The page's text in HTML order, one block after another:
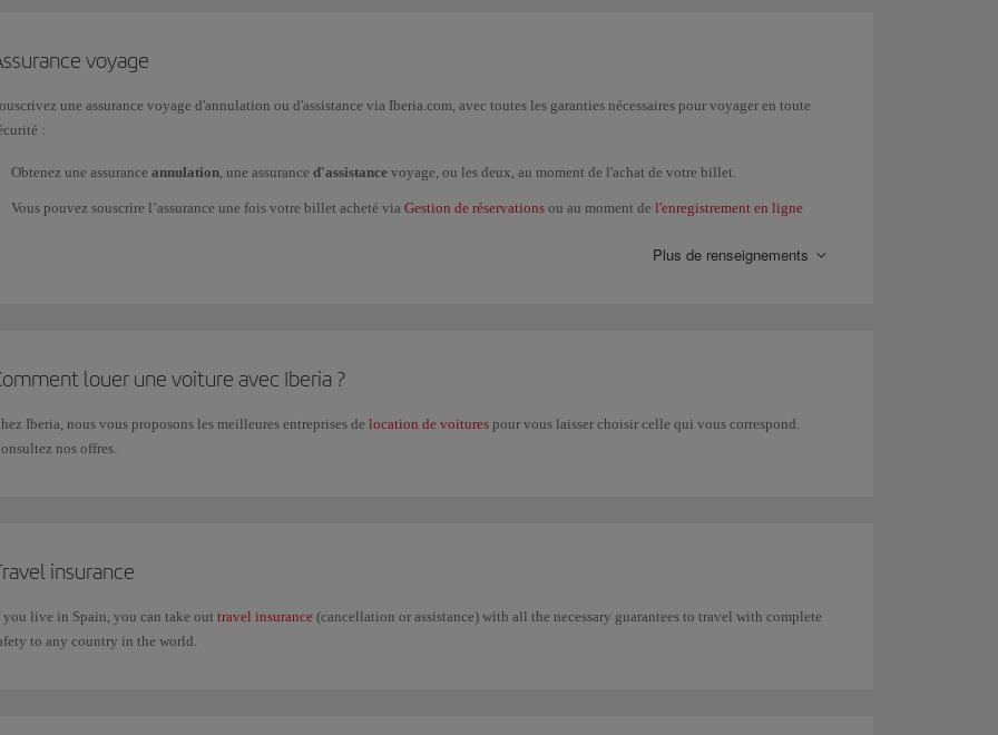
voyage
une assurance voyage d'annulation ou d'assistance via Iberia.com, avec toutes les garanties nécessaires pour voyager en toute
:
Obtenez une assurance annulation, une assurance d'assistance voyage, ou les deux, au moment de l'achat de votre billet.
Vous pouvez souscrire l’assurance une fois votre billet acheté via Gestion de réservations ou au moment de l'enregistrement en ligne
Plus de renseignements
louer une voiture avec Iberia ?
Iberia, nous vous proposons les meilleures entreprises de location de voitures pour vous laisser choisir celle qui vous correspond.
nos offres.
insurance
you live in Spain, you can take out travel insurance (cancellation or assistance) with all the necessary guarantees to travel with complete
to any country in the world.